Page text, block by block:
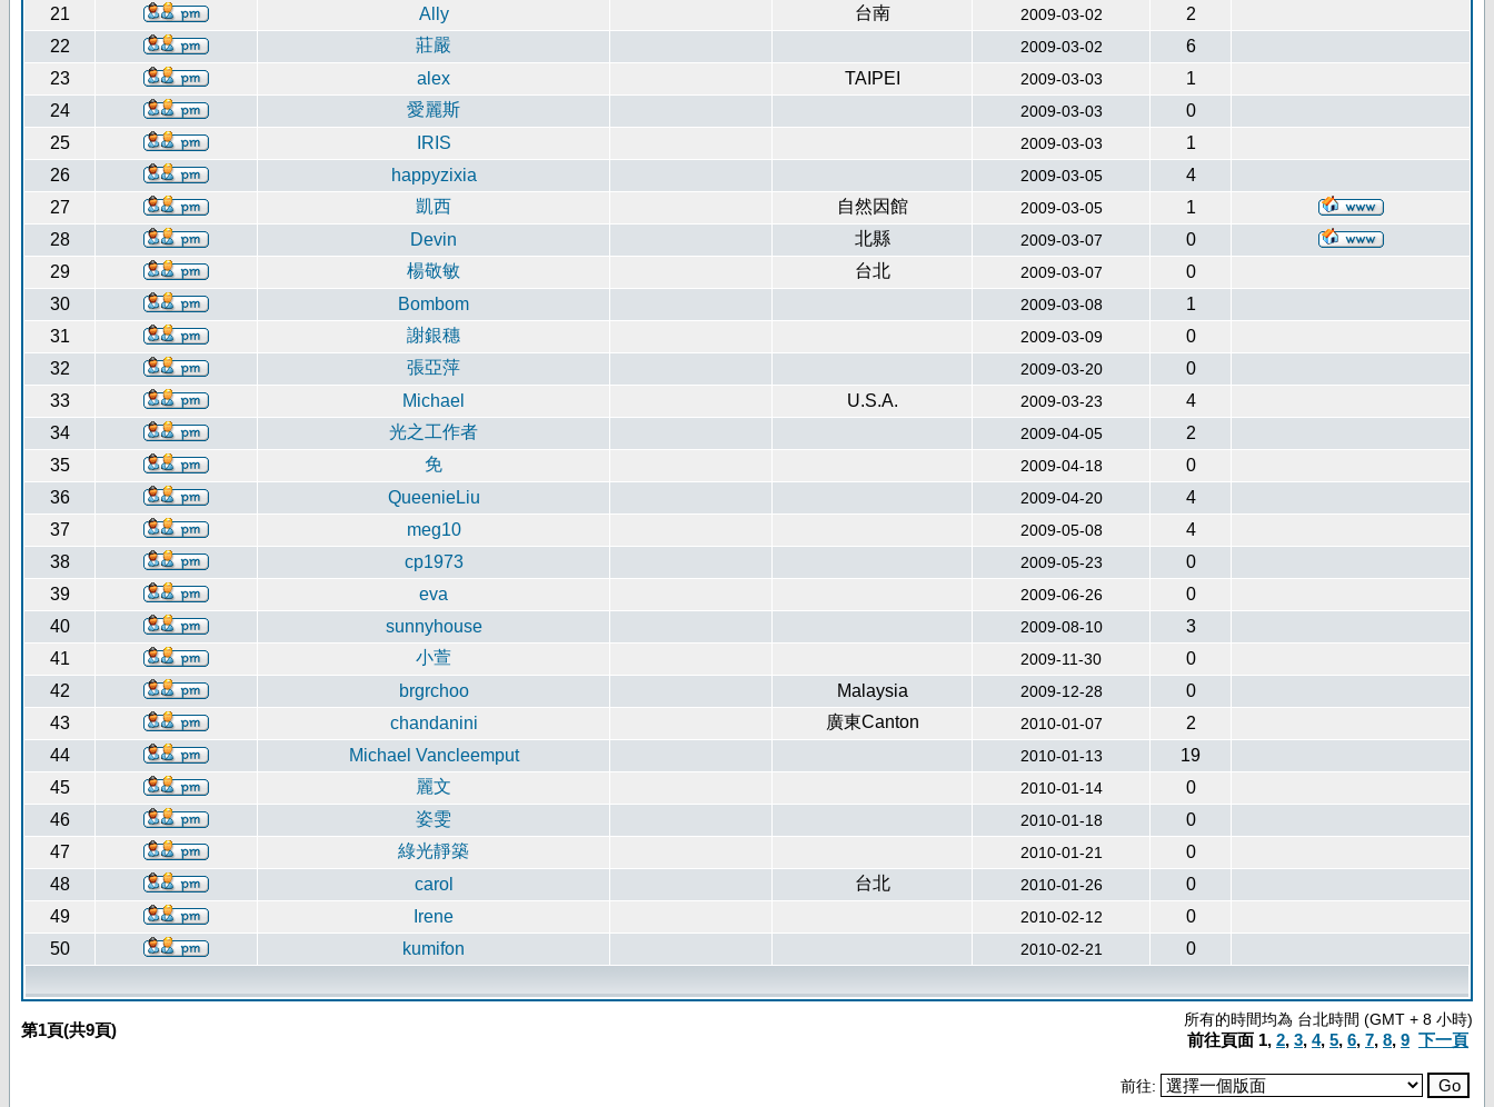
21
Ally 台南 2009-03-02
2
22
莊嚴 2009-03-02
6
23
alex TAIPEI 2009-03-03
1
24
愛麗斯 2009-03-03
0
25
IRIS 2009-03-03
1
26
happyzixia 2009-03-05
4
27
凱西 自然因館 2009-03-05
1
28
Devin 北縣 2009-03-07
0
29
楊敬敏 台北 2009-03-07
0
30
Bombom 2009-03-08
1
31
謝銀穗 2009-03-09
0
32
張亞萍 2009-03-20
0
33
Michael U.S.A. 2009-03-23
4
34
光之工作者 2009-04-05
2
35
免 2009-04-18
0
36
QueenieLiu 2009-04-20
4
37
meg10 2009-05-08
4
38
cp1973 2009-05-23
0
39
eva 2009-06-26
0
40
sunnyhouse 2009-08-10
3
41
小萱 2009-11-30
0
42
brgrchoo Malaysia 2009-12-28
0
43
chandanini 廣東Canton 2010-01-07
2
44
Michael Vancleemput 2010-01-13
19
45
麗文 2010-01-14
0
46
姿雯 2010-01-18
0
47
綠光靜築 2010-01-21
0
48
carol 台北 2010-01-26
0
49
Irene 2010-02-12
0
50
kumifon 2010-02-21 0
第1頁(共9頁)
所有的時間均為 台北時間 (GMT + 8 小時)
前往頁面 1, 2, 3, 4, 5, 6, 7, 8, 9 下一頁
前往: